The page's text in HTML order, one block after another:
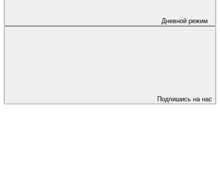
Дневной режим
Подпишись на нас